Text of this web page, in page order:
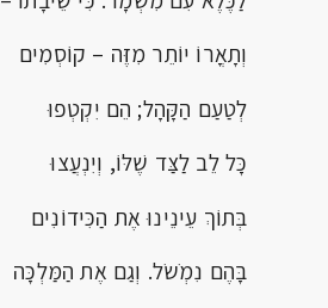
וְתָאֳרוֹ יוֹתֵר מִזֶּה – קוֹסְמִים
לְטַעַם הַקָּהָל; הֵם יִקְטְפוּ
כָּל לֵב לַצַּד שֶׁלּוֹ, וְיִנְעֲצוּ
בְּתוֹךְ עֵינֵינוּ אֶת הַכִּידוֹנִים
בָּהֶם נִמְֹשֹל. וְגַם אֶת הַמַּלְכָּה